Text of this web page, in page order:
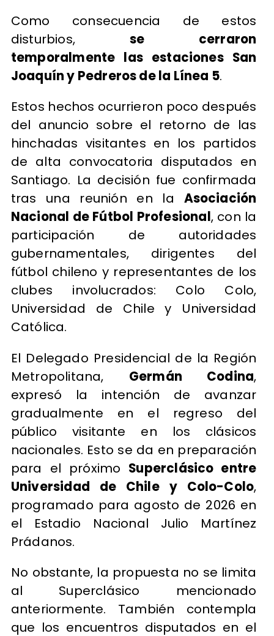
Como consecuencia de estos
disturbios,se cerraron
temporalmente las estaciones San
Joaquín y Pedreros de la Línea 5.
Estos hechos ocurrieron poco después
del anuncio sobre el retorno de las
hinchadas visitantes en los partidos
de alta convocatoria disputados en
Santiago. La decisión fue confirmada
tras una reunión en la Asociación
Nacional de Fútbol Profesional, con la
participación de autoridades
gubernamentales, dirigentes del
fútbol chileno y representantes de los
clubes involucrados: Colo Colo,
Universidad de Chile y Universidad
Católica.
El Delegado Presidencial de la Región
Metropolitana, Germán Codina,
expresó la intención de avanzar
gradualmente en el regreso del
público visitante en los clásicos
nacionales. Esto se da en preparación
para el próximo Superclásico entre
Universidad de Chile y Colo-Colo,
programado para agosto de 2026 en
el Estadio Nacional Julio Martínez
Prádanos.
No obstante, la propuesta no se limita
al Superclásico mencionado
anteriormente. También contempla
que los encuentros disputados en el